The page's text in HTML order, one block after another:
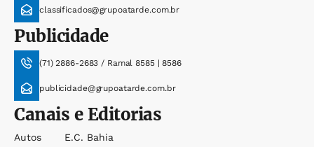
classificados@grupoatarde.com.br
Publicidade
(71) 2886-2683 / Ramal 8585 | 8586
publicidade@grupoatarde.com.br
Canais e Editorias
Autos
E.c. Bahia